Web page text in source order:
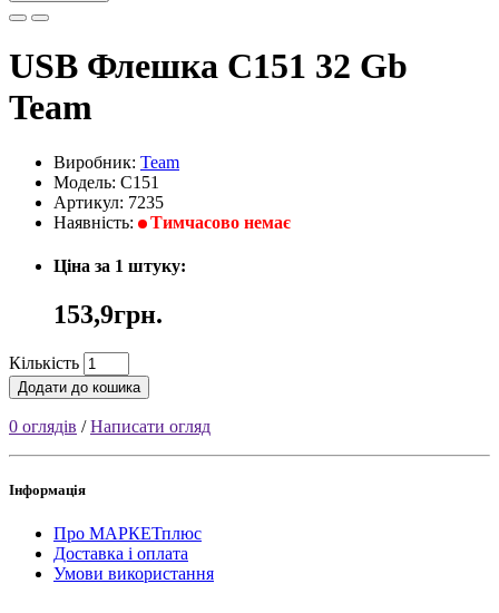
USB Флешка C151 32 Gb
Team
Виробник: Team
Модель: C151
Артикул: 7235
Наявність:
Тимчасово немає
Ціна за 1 штуку:
153,9грн.
Кількість
Додати до кошика
0 оглядів /Написати огляд
Інформація
Про МАРКЕТплюс
Доставка і оплата
Умови використання